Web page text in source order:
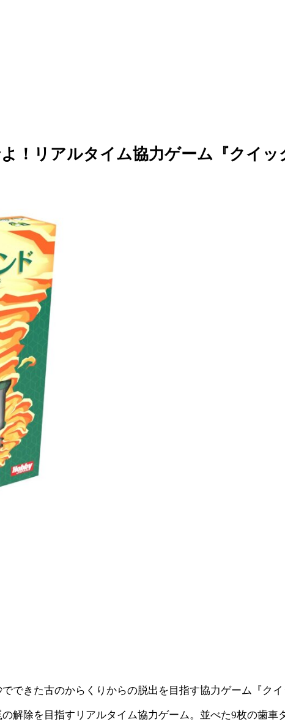
！リアルタイム協力ゲーム『クイ
できた古のからくりからの脱出を目指す協力ゲーム『ク
解除を目指すリアルタイム協力ゲーム。並べた9枚の歯車